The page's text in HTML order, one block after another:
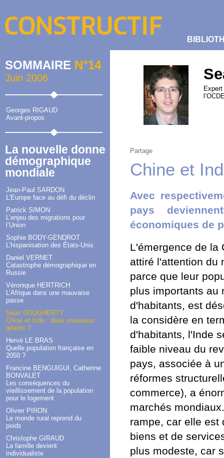
SOMMAIRE N°14
Juin 2006
Georges RIGAUD
Avant-propos
La nouvelle donne
démographique
mondiale
Jean-Paul SARDON
L’Europe face au défi du déclin
Patrick SIMON
L’enjeu des migrations pour
l’Union
Sophie BODY-GENDROT
L’hispanisation des États-Unis
Daniel VERNET
Catastrophe démographique en
Russie
Véronique HERTRICH
L’Afrique dans une mauvaise
passe
Sean DOUGHERTY
Chine et Inde : deux nouveaux
géants ?
Hervé LE BRAS
Quelle population française en
2050 ?
Francine BENGUIGUI, Catherine
BONVALET
Les conséquences du
vieillissement de la population
pour le logement
Olivier PIRON
Le monde rural reprend du
poids
Christophe GIRAUD
La famille devient
individualiste
Partage
Chine et
Avec
pays
économiques de
L'émergence de la
attiré l'attention du
parce que leur
plus importants au
d'habitants, est
la considère en
d'habitants, l'Inde
faible niveau du
pays, associée à
réformes
commerce), a
marchés
rampe, car elle est
biens et de
plus modeste, car